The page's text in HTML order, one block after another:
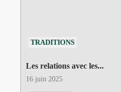
TRADITIONS
Les relations avec les...
16 juin 2025